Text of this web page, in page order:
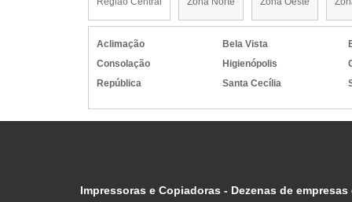
Avaliações de usuários oferecem insights
consumidores pode guiar a escolha.
Opiniões de especialistas em tecnologia podem
Críticas sobre durabilidade e confiabilidade
É importante verificar se há menções sobre o
Aclimação Bela Vista
Consolação
Higienópolis
República
Santa Cecília
Impressoras e Copiadoras - Dezenas de